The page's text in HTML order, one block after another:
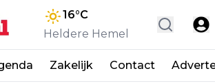
16°C
Heldere Hemel
Zakelijk Contact